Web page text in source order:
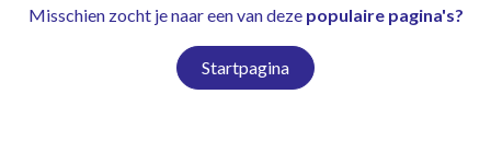
Misschien zocht je naar een van deze populaire pagina's?
Startpagina